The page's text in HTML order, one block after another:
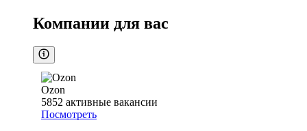
Компании для вас
Ozon
5852 активные вакансии
Посмотреть